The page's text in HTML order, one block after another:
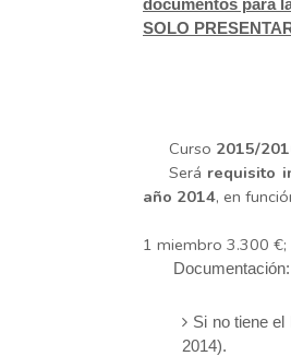
documentos para
SOLO
Curso 2015/
Será requisito
año 2014, en
1 miembro 3.300 €;
Documentación:
Si no tiene el
2014).